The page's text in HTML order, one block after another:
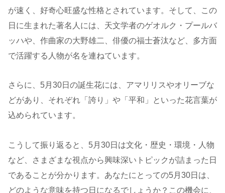
が速く、好奇心旺盛な性格とされています。そして、この
日に生まれた著名人には、天文学者のゲオルク・プールバ
ッハや、作曲家の大野雄二、俳優の福士蒼汰など、多方面
で活躍する人物が名を連ねています。
さらに、5月30日の誕生花には、アマリリスやオリーブな
どがあり、それぞれ「誇り」や「平和」といった花言葉が
込められています。
こうして振り返ると、5月30日は文化・歴史・環境・人物
など、さまざまな視点から興味深いトピックが詰まった日
であることが分かります。あなたにとっての5月30日は、
どのような意味を持つ日になるでしょうか？この機会に、